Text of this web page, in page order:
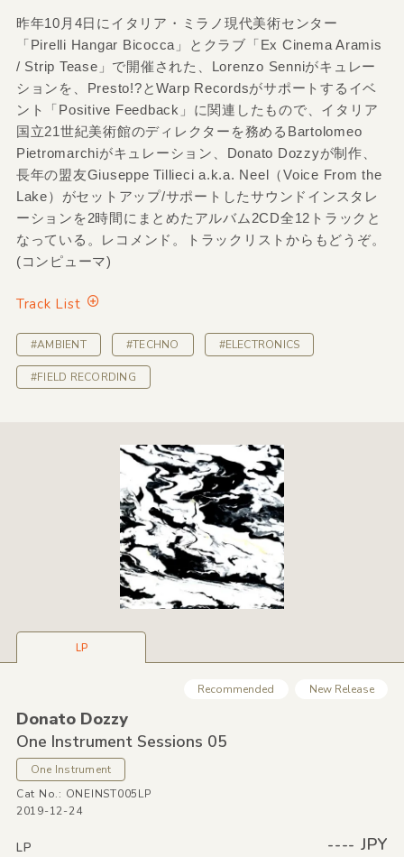
昨年10月4日にイタリア・ミラノ現代美術センター
「Pirelli Hangar Bicocca」とクラブ「Ex Cinema Aramis
/ Strip Tease」で開催された、Lorenzo Senniがキュレー
ションを、Presto!?とWarp Recordsがサポートするイベ
ント「Positive Feedback」に関連したもので、イタリア
国立21世紀美術館のディレクターを務めるBartolomeo
Pietromarchiがキュレーション、Donato Dozzyが制作、
長年の盟友Giuseppe Tillieci a.k.a. Neel（Voice From the
Lake）がセットアップ/サポートしたサウンドインスタレ
ーションを2時間にまとめたアルバム2CD全12トラックと
なっている。レコメンド。トラックリストからもどうぞ。
(コンピューマ)
Track List
#AMBIENT #TECHNO #ELECTRONICS
#FIELD RECORDING
LP
Recommended New Release
Donato Dozzy
One Instrument Sessions 05
One Instrument
Cat No.: ONEINST005LP
2019-12-24
LP ---- JPY